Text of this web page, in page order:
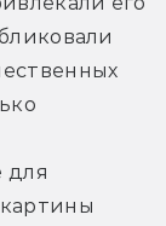
для